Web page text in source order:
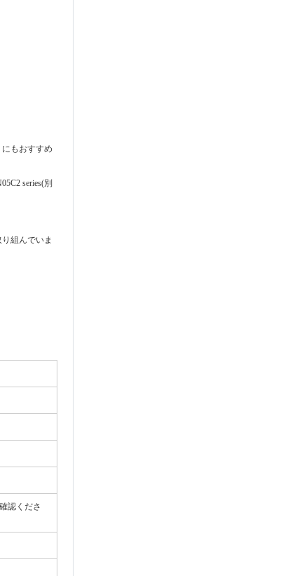
もおすすめ
series(別
組んでいま
認くださ